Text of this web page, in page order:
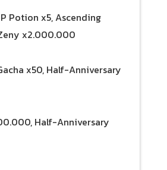
Potion x5, Ascending
x2.000.000
x50, Half-Anniversary
Half-Anniversary